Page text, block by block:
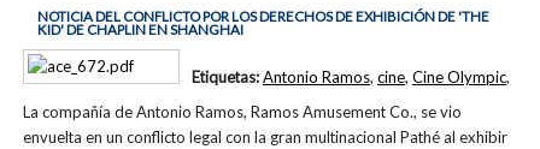
NOTICIA DEL CONFLICTO POR LOS DERECHOS DE EXHIBICIÓN DE 'THE
KID' DE CHAPLIN EN SHANGHAI
La compañía de Antonio Ramos, Ramos Amusement Co., se vio
envuelta en un conflicto legal con la gran multinacional Pathé al exhibir
Etiquetas:Antonio Ramos, cine, Cine Olympic,